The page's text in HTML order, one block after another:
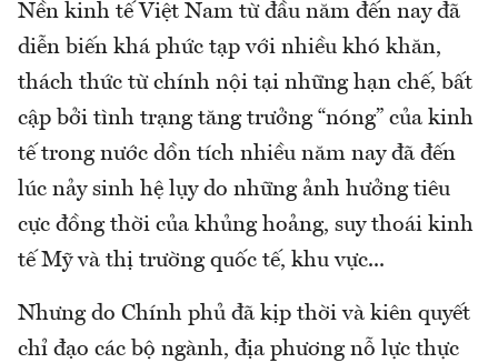
Nền kinh tế Việt Nam từ đầu năm đến nay đã
diễn biến khá phức tạp với nhiều khó khăn,
thách thức từ chính nội tại những hạn chế, bất
cập bởi tình trạng tăng trưởng “nóng” của kinh
tế trong nước dồn tích nhiều năm nay đã đến
lúc nảy sinh hệ lụy do những ảnh hưởng tiêu
cực đồng thời của khủng hoảng, suy thoái kinh
tế Mỹ và thị trường quốc tế, khu vực...
Nhưng do Chính phủ đã kịp thời và kiên quyết
chỉ đạo các bộ ngành, địa phương nỗ lực thực